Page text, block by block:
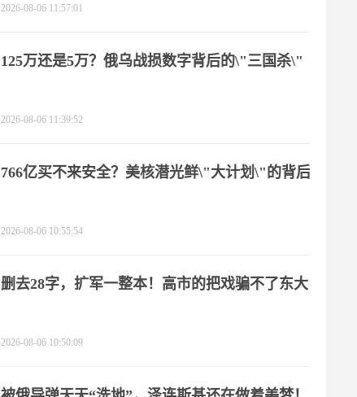
2026-08-06 11:57:01
125万还是5万？俄乌战损数字背后的\"三国杀\"
2026-08-06 11:39:52
766亿买不来安全？美核潜光鲜\"大计划\"的背后
2026-08-06 10:55:54
删去28字，扩军一整本！高市的把戏骗不了东大
2026-08-06 10:50:09